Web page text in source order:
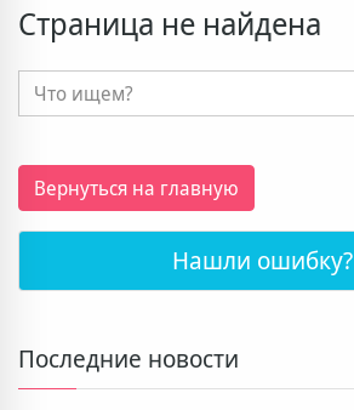
Страница не найдена
Вернуться на главную
Нашли ошибку?
Последние новости